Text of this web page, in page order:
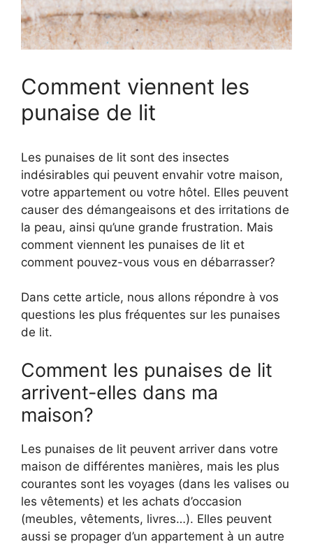
Comment viennent les
punaise de lit
Les punaises de lit sont des insectes
indésirables qui peuvent envahir votre maison,
votre appartement ou votre hôtel. Elles peuvent
causer des démangeaisons et des irritations de
la peau, ainsi qu’une grande frustration. Mais
comment viennent les punaises de lit et
comment pouvez-vous vous en débarrasser?
Dans cette article, nous allons répondre à vos
questions les plus fréquentes sur les punaises
de lit.
Comment les punaises de lit
arrivent-elles dans ma
maison?
Les punaises de lit peuvent arriver dans votre
maison de différentes manières, mais les plus
courantes sont les voyages (dans les valises ou
les vêtements) et les achats d’occasion
(meubles, vêtements, livres…). Elles peuvent
aussi se propager d’un appartement à un autre